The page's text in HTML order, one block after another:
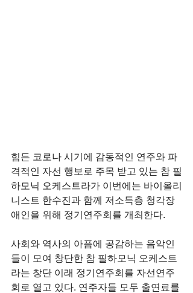
힘든 코로나 시기에 감동적인 연주와 파
격적인 자선 행보로 주목 받고 있는 참 필
하모닉 오케스트라가 이번에는 바이올리
니스트 한수진과 함께 저소득층 청각장
애인을 위해 정기연주회를 개최한다.
사회와 역사의 아픔에 공감하는 음악인
들이 모여 창단한 참 필하모닉 오케스트
라는 창단 이래 정기연주회를 자선연주
회로 열고 있다. 연주자들 모두 출연료를